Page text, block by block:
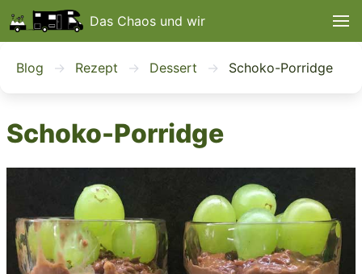
Das Chaos und wir
Blog Rezept Dessert Schoko-Porridge
Schoko-Porridge